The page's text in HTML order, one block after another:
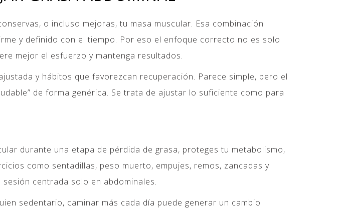
o incluso mejoras, tu masa muscular. Esa combinación
y definido con el tiempo. Por eso el enfoque correcto no es solo
mejor el esfuerzo y mantenga resultados.
y hábitos que favorezcan recuperación. Parece simple, pero el
de forma genérica. Se trata de ajustar lo suficiente como para
durante una etapa de pérdida de grasa, proteges tu metabolismo,
como sentadillas, peso muerto, empujes, remos, zancadas y
centrada solo en abdominales.
sedentario, caminar más cada día puede generar un cambio